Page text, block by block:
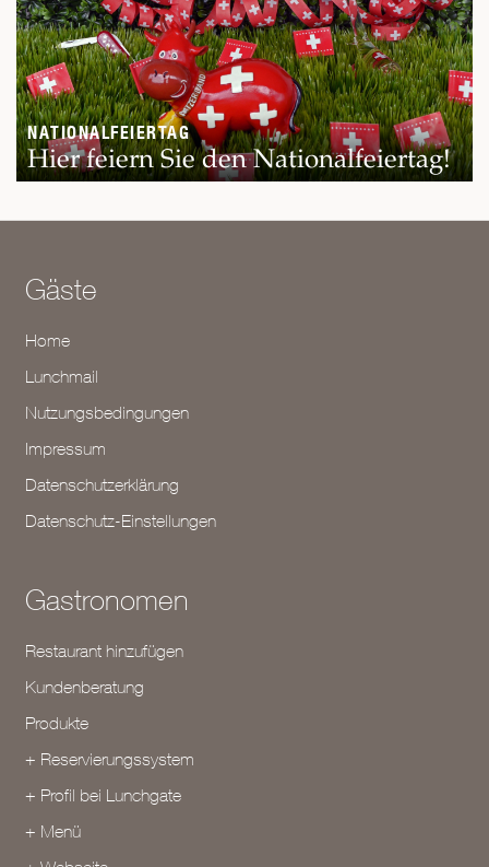
NATIONALFEIERTAG
Hier feiern Sie den Nationalfeiertag!
Gäste
Home
Lunchmail
Nutzungsbedingungen
Impressum
Datenschutzerklärung
Datenschutz-Einstellungen
Gastronomen
Restaurant hinzufügen
Kundenberatung
Produkte
+ Reservierungssystem
+ Profil bei Lunchgate
+ Menü